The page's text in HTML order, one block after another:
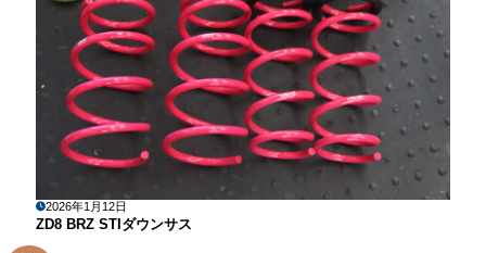
2026年1月12日
ZD8 BRZ STIダウンサス